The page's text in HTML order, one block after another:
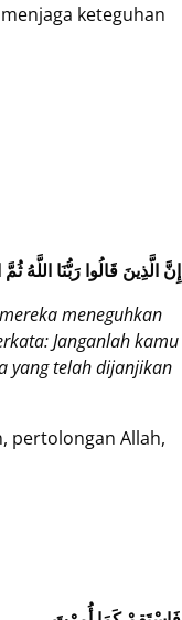
keteguhan
إِنَّ الَّذِينَ قَالُوا رَبُّنَا اللَّهُ
meneguhkan
Janganlah kamu
yang telah dijanjikan
pertolongan Allah,